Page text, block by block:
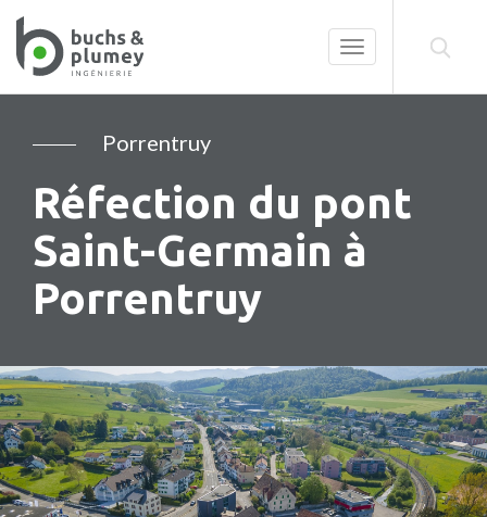
Toggle
navigation
Porrentruy
Réfection du pont
Saint-Germain à
Porrentruy